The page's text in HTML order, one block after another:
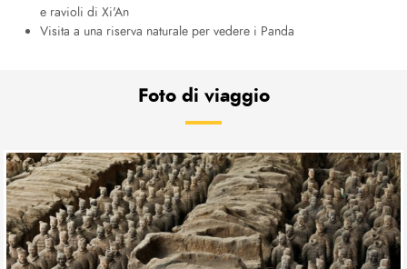
e ravioli di Xi'An
Visita a una riserva naturale per vedere i Panda
Foto di viaggio